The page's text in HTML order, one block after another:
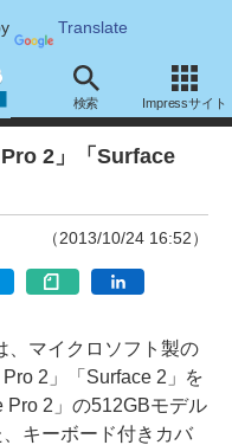
Translate
検索 Impressサイト
2」「Surface
（2013/10/24 16:52）
マイクロソフト製の
2」「Surface 2」を
Pro 2」の512GBモデル
キーボード付きカバ